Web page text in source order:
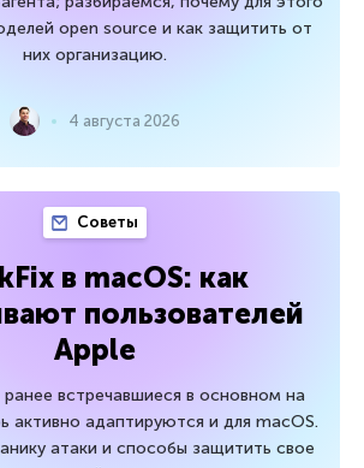
open source и как защитить от
них организацию.
4 августа 2026
Советы
в macOS: как
пользователей
Apple
ранее встречавшиеся в основном на
активно адаптируются и для macOS.
атаки и способы защитить свое